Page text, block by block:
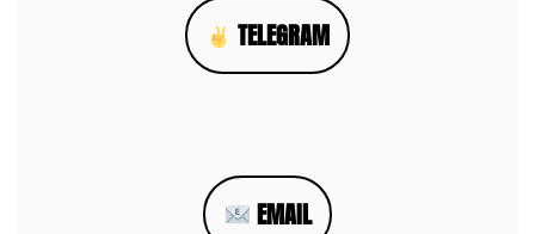
TELEGRAM
EMAIL